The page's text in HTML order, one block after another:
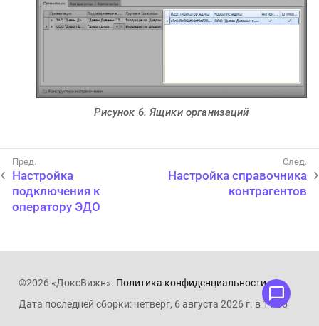
Рисунок 6. Ящики организаций
Настройка
подключения к
оператору ЭДО
Настройка справочника
контрагентов
©2026 «ДоксВижн». Политика конфиденциальности.
Дата последней сборки: четверг, 6 августа 2026 г. в 11:05